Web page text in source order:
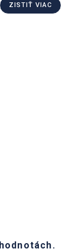
ZISTIŤ VIAC